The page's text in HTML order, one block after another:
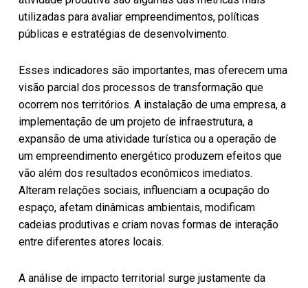
utilizadas para avaliar empreendimentos, políticas
públicas e estratégias de desenvolvimento.
Esses indicadores são importantes, mas oferecem uma
visão parcial dos processos de transformação que
ocorrem nos territórios. A instalação de uma empresa, a
implementação de um projeto de infraestrutura, a
expansão de uma atividade turística ou a operação de
um empreendimento energético produzem efeitos que
vão além dos resultados econômicos imediatos.
Alteram relações sociais, influenciam a ocupação do
espaço, afetam dinâmicas ambientais, modificam
cadeias produtivas e criam novas formas de interação
entre diferentes atores locais.
A análise de impacto territorial surge justamente da